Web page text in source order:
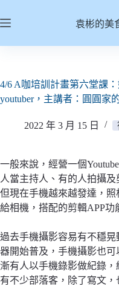
至
容
袁彬的美
4/6 A咖培訓計畫第六堂課
youtuber，主講者：圓圓家
2022 年 3 月 15 日
一般來說，經營一個
人當主持人、有的人拍攝
但現在手機越來越發達，
給相機，搭配的剪輯APP功
過去手機攝影容易有不穩
器開始普及，手機攝影也
漸有人以手機錄影做紀錄，
有不少部落客，除了寫文